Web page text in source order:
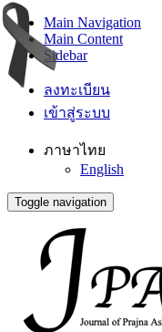
Main Navigation
Main Content
Sidebar
ลงทะเบียน
เข้าสู่ระบบ
ภาษาไทย
English
Toggle navigation